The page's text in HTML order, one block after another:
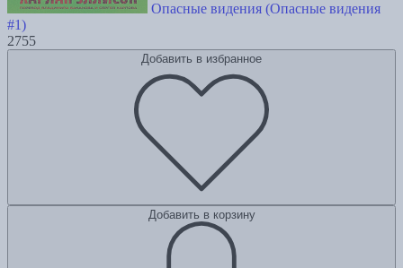
Опасные видения (Опасные видения
#1)
2755
Добавить в избранное
Добавить в корзину